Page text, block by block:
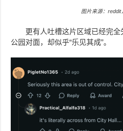
图片来源：reddit
更有人吐槽这片区域已经完
公园对面，却似乎“乐见其成”。